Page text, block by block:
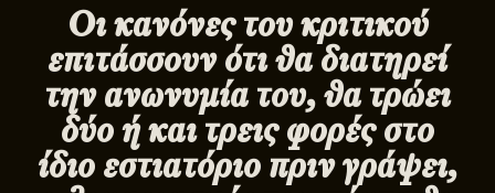
Οι κανόνες του κριτικού
επιτάσσουν ότι θα διατηρεί
την ανωνυμία του, θα τρώει
δύο ή και τρεις φορές στο
ίδιο εστιατόριο πριν γράψει,